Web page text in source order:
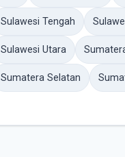
Sulawesi Tengah
Sulawesi Utara
Sumatera Selatan